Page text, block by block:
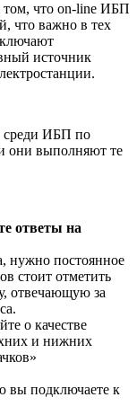
том, что on-line ИБП
что важно в тех
источник
среди ИБП по
они выполняют те
ответы на
нужно постоянное
стоит отметить
отвечающую за
о качестве
и нижних
вы подключаете к